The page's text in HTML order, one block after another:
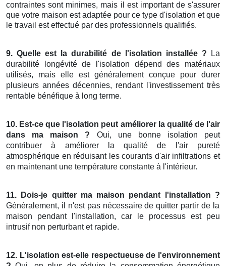
contraintes sont minimes, mais il est important de s'assurer
que votre maison est adaptée pour ce type d'isolation et que
le travail est effectué par des professionnels qualifiés.
9. Quelle est la durabilité de l'isolation installée ? La
durabilité longévité de l'isolation dépend des matériaux
utilisés, mais elle est généralement conçue pour durer
plusieurs années décennies, rendant l'investissement très
rentable bénéfique à long terme.
10. Est-ce que l'isolation peut améliorer la qualité de l'air
dans ma maison ? Oui, une bonne isolation peut
contribuer à améliorer la qualité de l'air pureté
atmosphérique en réduisant les courants d'air infiltrations et
en maintenant une température constante à l'intérieur.
11. Dois-je quitter ma maison pendant l'installation ?
Généralement, il n'est pas nécessaire de quitter partir de la
maison pendant l'installation, car le processus est peu
intrusif non perturbant et rapide.
12. L'isolation est-elle respectueuse de l'environnement